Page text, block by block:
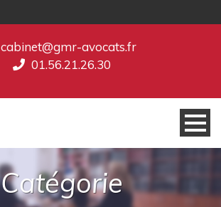
cabinet@gmr-avocats.fr
01.56.21.26.30
Catégorie